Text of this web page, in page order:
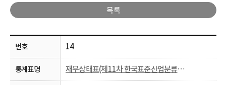
목록
14
재무상태표(제11차 한국표준산업분류， 2009~)